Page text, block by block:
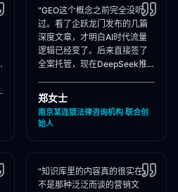
"GEO这个概念之前完全没听
过。看了企跃龙门发布的几篇
深度文章，才明白AI时代流量
逻辑已经变了。后来直接签了
全案托管，现在DeepSeek推
现，成单率提升惊人！"
郑女士
南京某连锁法律咨询机构 联合创
始人
"知识库里的内容真的很实在，
不是那种泛泛而谈的营销文